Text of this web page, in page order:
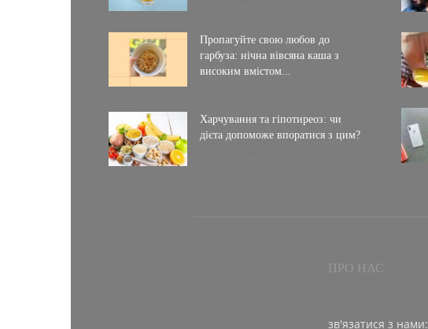
Пропагуйте свою любов до
гарбуза: нічна вівсяна каша з
високим вмістом...
Харчування та гіпотиреоз: чи
дієта допоможе впоратися з цим?
ПРО НАС
зв'язатися з нами: